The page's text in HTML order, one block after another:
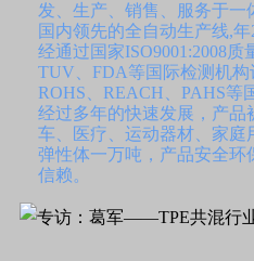
发、生产、销售、服务于一
国内领先的全自动生产线,
经通过国家ISO9001:2008质
TUV、FDA等国际检测机构
ROHS、REACH、PAHS等
经过多年的快速发展，产品
车、医疗、运动器材、家庭
弹性体一万吨，产品安全环
信赖。